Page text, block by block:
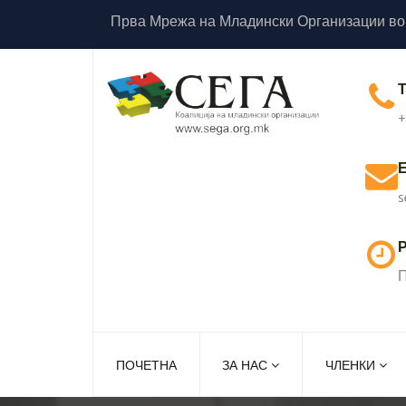
Прва Мрежа на Младински Организации
ПОЧЕТНА ЗА НАС ЧЛЕНКИ